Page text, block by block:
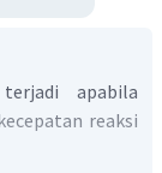
apabila
reaksi